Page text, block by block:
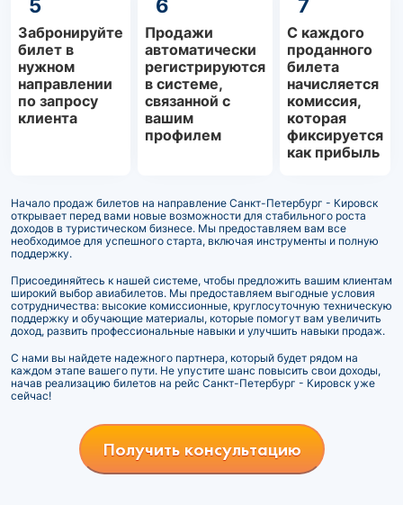
5
Забронируйте
билет в
нужном
направлении
по запросу
клиента
6
Продажи
автоматически
регистрируются
в системе,
связанной с
вашим
профилем
7
С каждого
проданного
билета
начисляется
комиссия,
которая
фиксируется
как прибыль
Начало продаж билетов на направление Санкт-Петербург - Кировск
открывает перед вами новые возможности для стабильного роста
доходов в туристическом бизнесе. Мы предоставляем вам все
необходимое для успешного старта, включая инструменты и полную
поддержку.
Присоединяйтесь к нашей системе, чтобы предложить вашим клиентам
широкий выбор авиабилетов. Мы предоставляем выгодные условия
сотрудничества: высокие комиссионные, круглосуточную техническую
поддержку и обучающие материалы, которые помогут вам увеличить
доход, развить профессиональные навыки и улучшить навыки продаж.
С нами вы найдете надежного партнера, который будет рядом на
каждом этапе вашего пути. Не упустите шанс повысить свои доходы,
начав реализацию билетов на рейс Санкт-Петербург - Кировск уже
сейчас!
Получить консультацию